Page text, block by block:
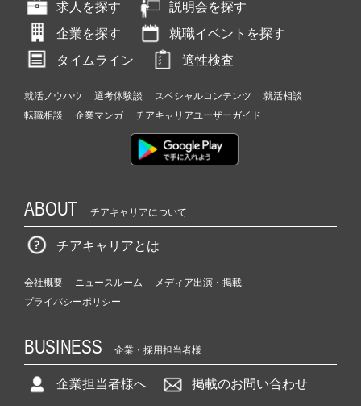
求人を探す
説明会を探す
企業を探す
就職イベントを探す
タイムライン
適性検査
就活ノウハウ 選考体験談 スペシャルコンテンツ
就活相談
転職相談
企業マンガ チアキャリアユーザーガイド
ABOUT チアキャリアについて
チアキャリアとは
会社概要 ニュースルーム
メディア出演・掲載
プライバシーポリシー
BUSINESS 企業・採用担当者様
企業担当者様へ 掲載のお問い合わせ